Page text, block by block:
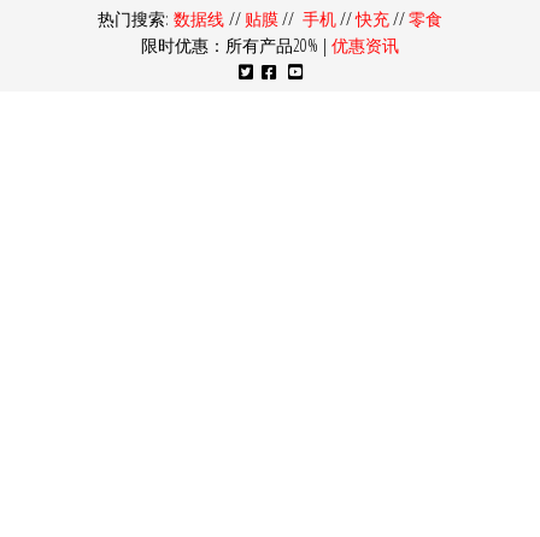
热门搜索: 数据线 // 贴膜// 手机//快充//零食
限时优惠：所有产品20% | 优惠资讯